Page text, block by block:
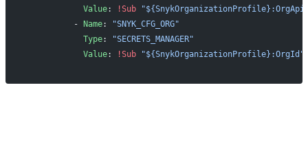
            Value
: !Sub
          -
Name:
"SNYK_CFG_ORG"
            Type
:
"SECRETS_MANAGER"
            Value
: !Sub "${SnykOrganizationProfile}:OrgId"